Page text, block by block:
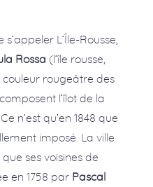
L’Île-Rousse,
Rossa (l’île rousse,
rougeâtre des
l’îlot de la
n’est qu’en 1848 que
imposé. La ville
ses voisines de
en 1758 par Pascal